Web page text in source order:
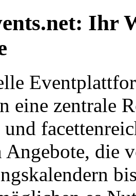
Ihr
eine zentrale
die